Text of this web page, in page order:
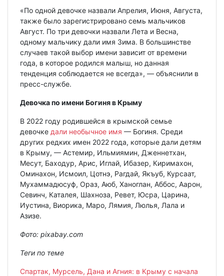
«По одной девочке назвали Апрелия, Июня, Августа,
также было зарегистрировано семь мальчиков
Август. По три девочки назвали Лета и Весна,
одному мальчику дали имя Зима. В большинстве
случаев такой выбор имени зависит от времени
года, в которое родился малыш, но данная
тенденция соблюдается не всегда», — объяснили в
пресс-службе.
Девочка по имени Богиня в Крыму
В 2022 году родившейся в крымской семье
девочке дали необычное имя — Богиня. Среди
других редких имен 2022 года, которые дали детям
в Крыму, — Астемир, Ильмиямин, Дженнетхан,
Месут, Баходур, Арис, Иглай, Ибазер, Киримахон,
Оминахон, Исмоил, Цотнэ, Рагдай, Якъуб, Курсаат,
Мухаммадюсуф, Ораз, Аюб, Ханоглан, Аббос, Аарон,
Севинч, Каталея, Шахноза, Ревет, Юсра, Царина,
Иустина, Виорика, Маро, Лямия, Люлья, Лала и
Азизе.
Фото: pixabay.com
Теги по теме
Спартак, Мурсель, Дана и Агния: в Крыму с начала